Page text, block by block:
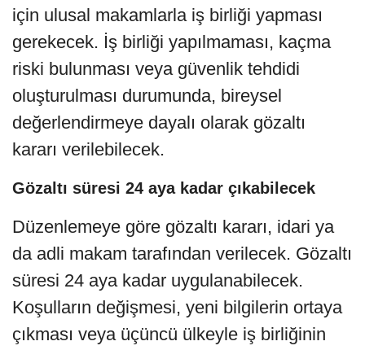
için ulusal makamlarla iş birliği yapması
gerekecek. İş birliği yapılmaması, kaçma
riski bulunması veya güvenlik tehdidi
oluşturulması durumunda, bireysel
değerlendirmeye dayalı olarak gözaltı
kararı verilebilecek.
Gözaltı süresi 24 aya kadar çıkabilecek
Düzenlemeye göre gözaltı kararı, idari ya
da adli makam tarafından verilecek. Gözaltı
süresi 24 aya kadar uygulanabilecek.
Koşulların değişmesi, yeni bilgilerin ortaya
çıkması veya üçüncü ülkeyle iş birliğinin